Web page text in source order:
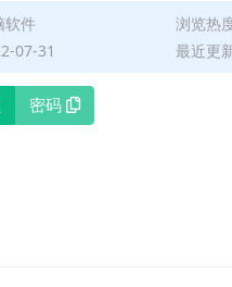
软件
浏览热
07-31
最近更
密码